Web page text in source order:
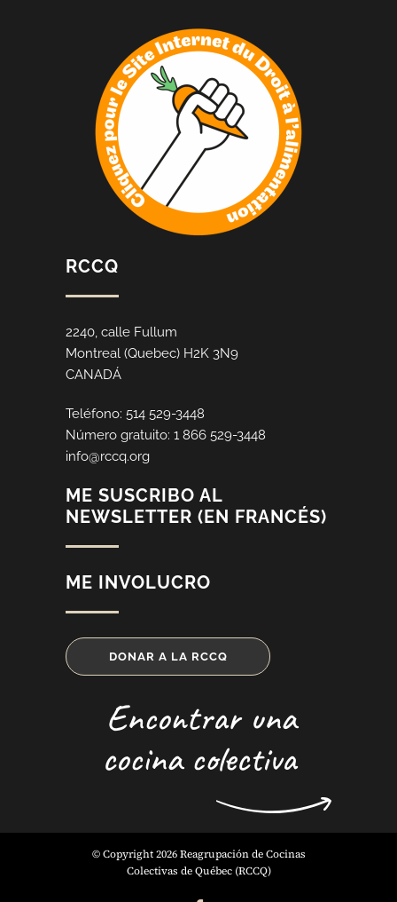
RCCQ
2240, calle Fullum
Montreal (Quebec) H2K 3N9
CANADÁ
Teléfono: 514 529-3448
Número gratuito: 1 866 529-3448
info@rccq.org
ME SUSCRIBO AL
NEWSLETTER (EN FRANCÉS)
ME INVOLUCRO
DONAR A LA RCCQ
Encontrar una
cocina colectiva
© Copyright 2026 Reagrupación de Cocinas
Colectivas de Québec (RCCQ)